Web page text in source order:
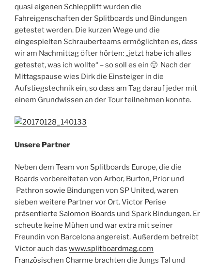
quasi eigenen Schlepplift wurden die
Fahreigenschaften der Splitboards und Bindungen
getestet werden. Die kurzen Wege und die
eingespielten Schrauberteams ermöglichten es, dass
wir am Nachmittag öfter hörten: „jetzt habe ich alles
getestet, was ich wollte“ – so soll es ein 🙂 Nach der
Mittagspause wies Dirk die Einsteiger in die
Aufstiegstechnik ein, so dass am Tag darauf jeder mit
einem Grundwissen an der Tour teilnehmen konnte.
Unsere Partner
Neben dem Team von Splitboards Europe, die die
Boards vorbereiteten von Arbor, Burton, Prior und
Pathron sowie Bindungen von SP United, waren
sieben weitere Partner vor Ort. Victor Perise
präsentierte Salomon Boards und Spark Bindungen. Er
scheute keine Mühen und war extra mit seiner
Freundin von Barcelona angereist. Außerdem betreibt
Victor auch das www.splitboardmag.com
Französischen Charme brachten die Jungs Tal und